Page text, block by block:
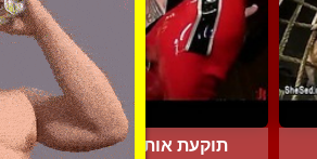
תוקעת אותו עמוק עם הכלי ...